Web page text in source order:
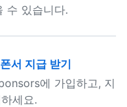
수 있습니다.
서 지급 받기
에 가입하고, 지
세요.